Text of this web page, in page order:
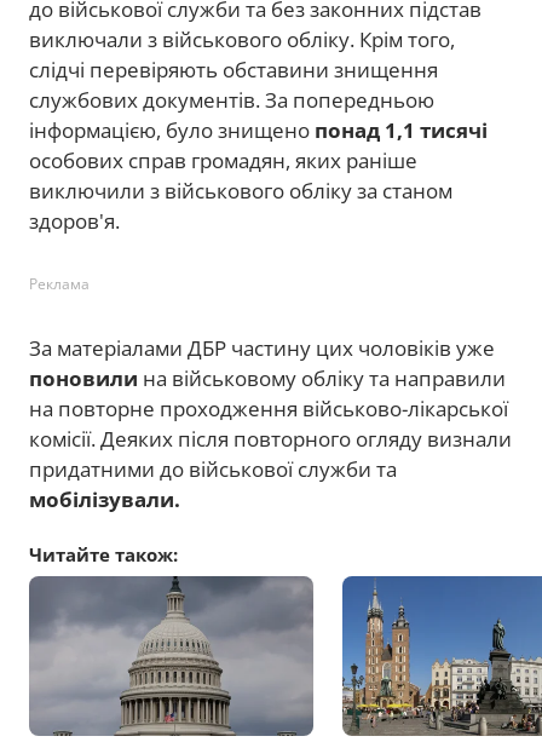
до військової служби та без законних підстав
виключали з військового обліку. Крім того,
слідчі перевіряють обставини знищення
службових документів. За попередньою
інформацією, було знищено понад 1,1 тисячі
особових справ громадян, яких раніше
виключили з військового обліку за станом
здоров'я.
Реклама
За матеріалами ДБР частину цих чоловіків уже
поновили на військовому обліку та направили
на повторне проходження військово-лікарської
комісії. Деяких після повторного огляду визнали
придатними до військової служби та
мобілізували.
Читайте також: